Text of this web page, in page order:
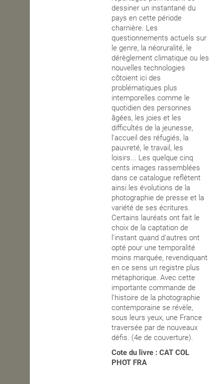
dessiner un instantané du
pays en cette période
charnière. Les
questionnements actuels sur
le genre, la néoruralité, le
dérèglement climatique ou les
nouvelles technologies
côtoient ici des
problématiques plus
intemporelles comme le
quotidien des personnes
âgées, les joies et les
difficultés de la jeunesse,
l'accueil des réfugiés, la
pauvreté, le travail, les
loisirs... Les quelque cinq
cents images rassemblées
dans ce catalogue reflètent
ainsi les évolutions de la
photographie de presse et la
variété de ses écritures.
Certains lauréats ont fait le
choix de la captation de
l'instant quand d'autres ont
opté pour une temporalité
moins marquée, revendiquant
en ce sens un registre plus
métaphorique. Avec cette
importante commande de
l'histoire de la photographie
contemporaine se révèle,
sous leurs yeux, une France
traversée par de nouveaux
défis. (4e de couverture).
Cote du livre : CAT COL
PHOT FRA